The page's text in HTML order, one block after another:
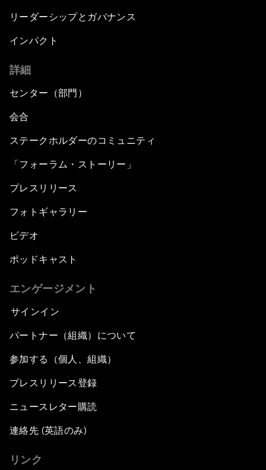
リーダーシップとガバナンス
インパクト
詳細
センター（部門）
会合
ステークホルダーのコミュニティ
「フォーラム・ストーリー」
プレスリリース
フォトギャラリー
ビデオ
ポッドキャスト
エンゲージメント
サインイン
パートナー（組織）について
参加する（個人、組織）
プレスリリース登録
ニュースレター購読
連絡先 (英語のみ)
リンク